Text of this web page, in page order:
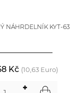
NÁHRDELNÍK KYT-63
Kč (10,63 Euro)